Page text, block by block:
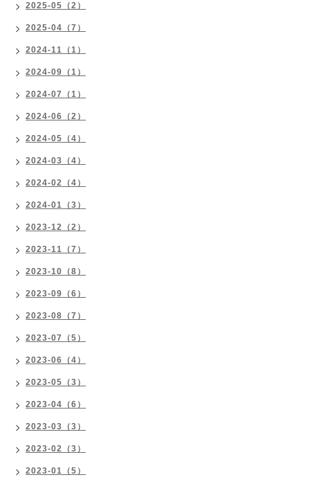
2025-05（2）
2025-04（7）
2024-11（1）
2024-09（1）
2024-07（1）
2024-06（2）
2024-05（4）
2024-03（4）
2024-02（4）
2024-01（3）
2023-12（2）
2023-11（7）
2023-10（8）
2023-09（6）
2023-08（7）
2023-07（5）
2023-06（4）
2023-05（3）
2023-04（6）
2023-03（3）
2023-02（3）
2023-01（5）